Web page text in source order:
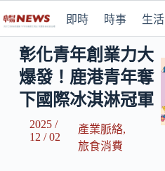
即時 時事 生活
彰化青年創業力大
爆發！鹿港青年奪
下國際冰淇淋冠軍
2025 /
12 / 02
產業脈絡,
旅食消費